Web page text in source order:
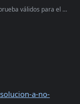
válidos para el WSCPE?
a-no-